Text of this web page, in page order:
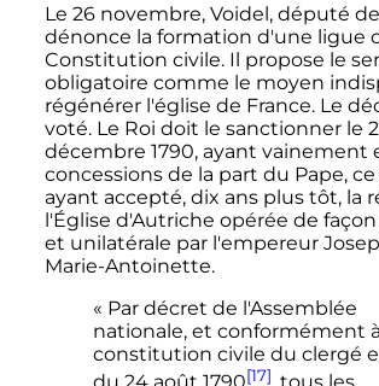
Le 26 novembre, Voidel, député
dénonce la formation d'une ligue
Constitution civile. Il propose le
obligatoire comme le moyen
régénérer l'église de France. Le
voté. Le Roi doit le sanctionner le
décembre 1790, ayant vainement
concessions de la part du Pape,
ayant accepté, dix ans plus tôt, la
l'Église d'Autriche opérée de
et unilatérale par l'empereur
Marie-Antoinette.
« Par décret de l'Assemblée
nationale, et conformément
constitution civile du clergé
[17]